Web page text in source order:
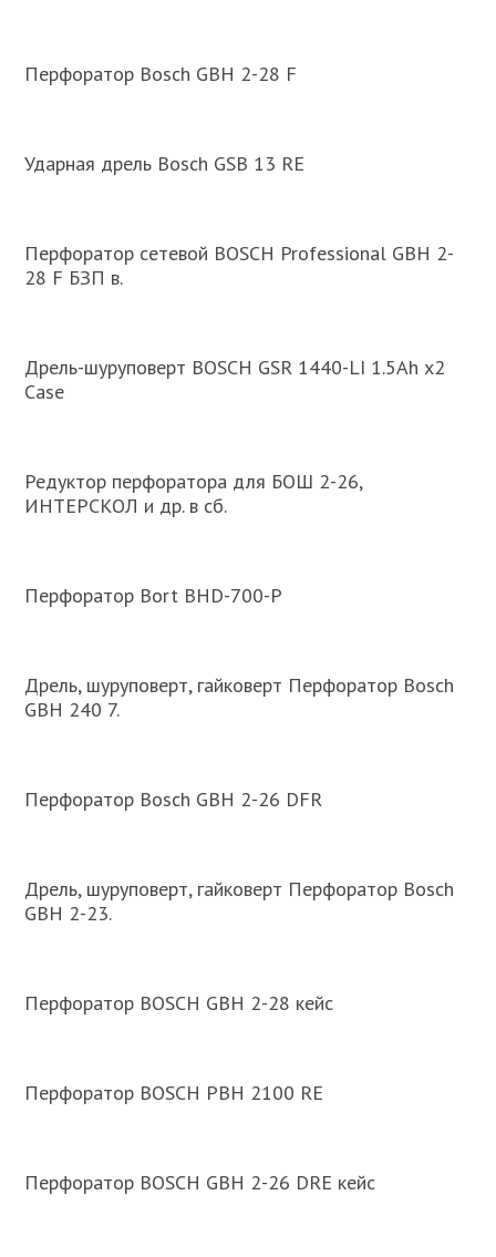
Перфоратор Bosch GBH 2-28 F
Ударная дрель Bosch GSB 13 RE
Перфоратор сетевой BOSCH Professional GBH 2-
28 F БЗП в.
Дрель-шуруповерт BOSCH GSR 1440-LI 1.5Ah x2
Case
Редуктор перфоратора для БОШ 2-26,
ИНТЕРСКОЛ и др. в сб.
Перфоратор Bort BHD-700-P
Дрель, шуруповерт, гайковерт Перфоратор Bosch
GBH 240 7.
Перфоратор Bosch GBH 2-26 DFR
Дрель, шуруповерт, гайковерт Перфоратор Bosch
GBH 2-23.
Перфоратор BOSCH GBH 2-28 кейс
Перфоратор BOSCH PBH 2100 RE
Перфоратор BOSCH GBH 2-26 DRE кейс